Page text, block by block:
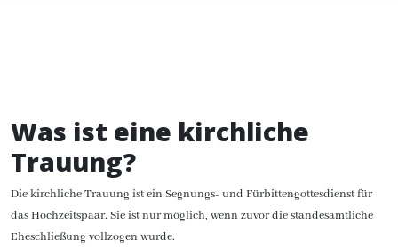
Was ist eine kirchliche
Trauung?
Die kirchliche Trauung ist ein Segnungs- und Fürbittengottesdienst für
das Hochzeitspaar. Sie ist nur möglich, wenn zuvor die standesamtliche
Eheschließung vollzogen wurde.